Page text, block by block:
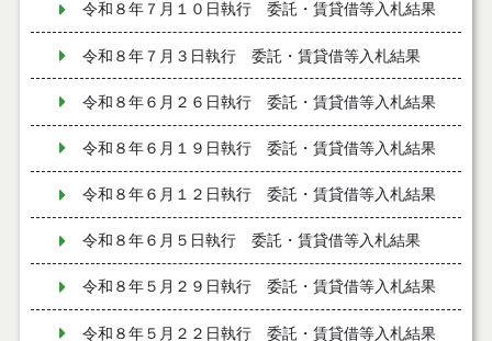
令和８年７月１０日執行 委託・賃貸借等入札結果
令和８年７月３日執行 委託・賃貸借等入札結果
令和８年６月２６日執行 委託・賃貸借等入札結果
令和８年６月１９日執行 委託・賃貸借等入札結果
令和８年６月１２日執行 委託・賃貸借等入札結果
令和８年６月５日執行 委託・賃貸借等入札結果
令和８年５月２９日執行 委託・賃貸借等入札結果
令和８年５月２２日執行 委託・賃貸借等入札結果